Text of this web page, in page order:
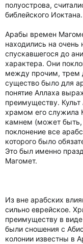
полуострова,
библейского Иоктана.
Арабы времен
находились на очень
спускавшегося до
характера. Они
между прочим, трем
существо было для
понятие Аллаха
преимуществу.
храмом его служила
камнем (может быть,
поклонение все
которого было
Это был именно
Магомет.
Из вне арабских
сильно еврейское.
преимуществу в
были сношения с
колонии известны в